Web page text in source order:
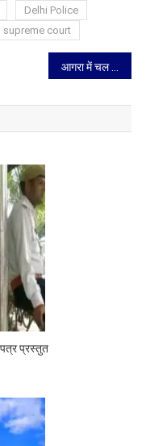
Delhi Police
supreme court
प्रस्तुत